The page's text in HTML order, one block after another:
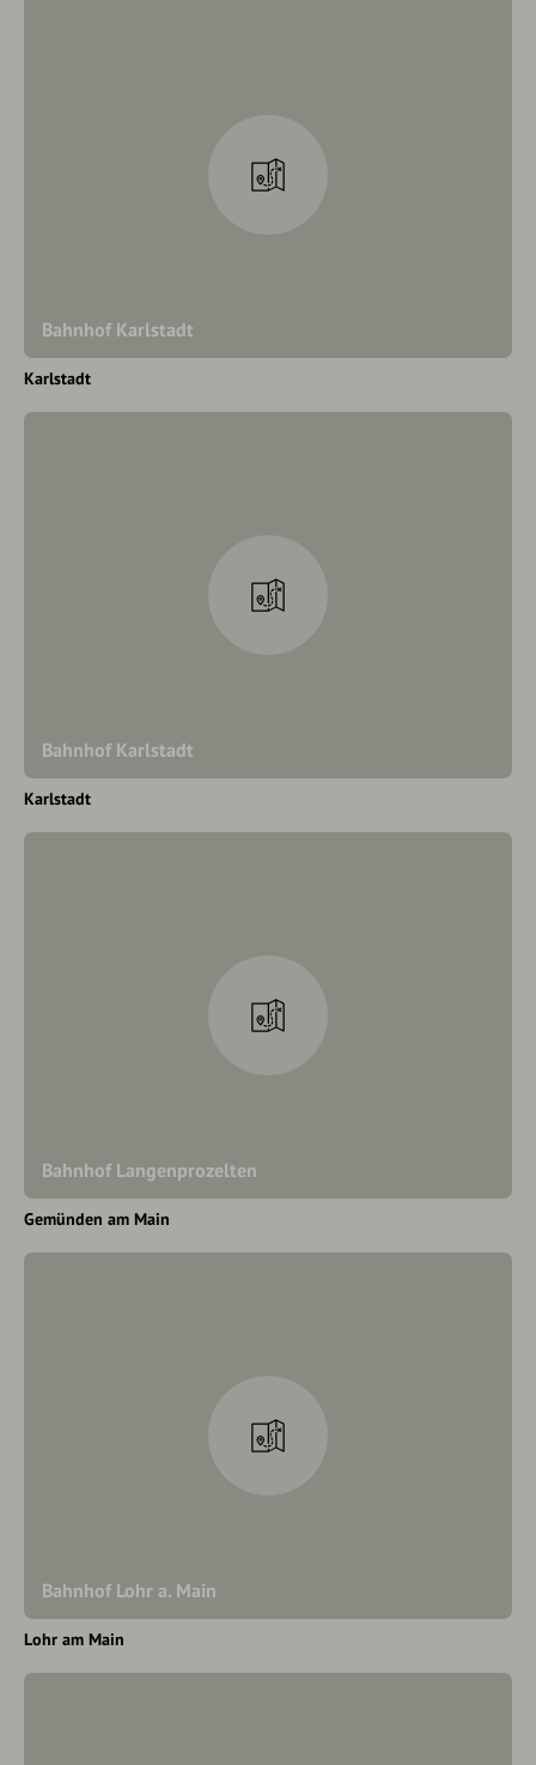
Bahnhof Karlstadt
Karlstadt
Bahnhof Karlstadt
Karlstadt
Bahnhof Langenprozelten
Gemünden am Main
Bahnhof Lohr a. Main
Lohr am Main